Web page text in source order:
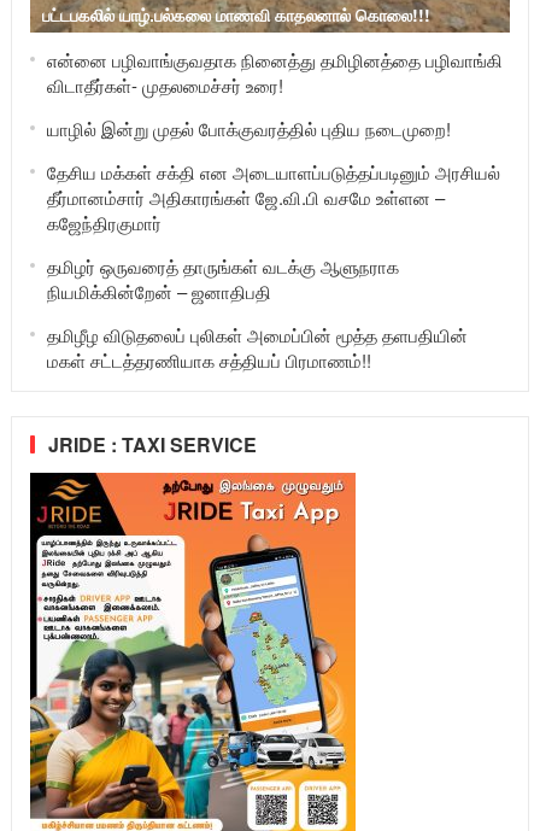
பட்டபகலில் யாழ்.பல்கலை மாணவி காதலனால் கொலை!!!
என்னை பழிவாங்குவதாக நினைத்து தமிழினத்தை பழிவாங்கி
விடாதீர்கள்- முதலமைச்சர் உரை!
யாழில் இன்று முதல் போக்குவரத்தில் புதிய நடைமுறை!
தேசிய மக்கள் சக்தி என அடையாளப்படுத்தப்படினும் அரசியல்
தீர்மானம்சார் அதிகாரங்கள் ஜே.வி.பி வசமே உள்ளன –
கஜேந்திரகுமார்
தமிழர் ஒருவரைத் தாருங்கள் வடக்கு ஆளுநராக
நியமிக்கின்றேன் – ஜனாதிபதி
தமிழீழ விடுதலைப் புலிகள் அமைப்பின் மூத்த தளபதியின்
மகள் சட்டத்தரணியாக சத்தியப் பிரமாணம்!!
JRIDE : TAXI SERVICE